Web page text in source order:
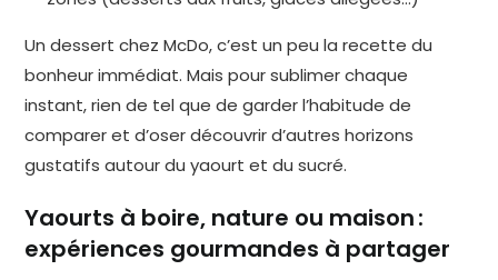
Un dessert chez McDo, c’est un peu la recette du
bonheur immédiat. Mais pour sublimer chaque
instant, rien de tel que de garder l’habitude de
comparer et d’oser découvrir d’autres horizons
gustatifs autour du yaourt et du sucré.
Yaourts à boire, nature ou maison :
expériences gourmandes à partager